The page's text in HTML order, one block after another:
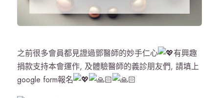
之前很多會員都見證過鄧醫師的妙手仁心
有興趣
捐款支持本會運作, 及體驗醫師的義診朋友們, 請填上
google form報名